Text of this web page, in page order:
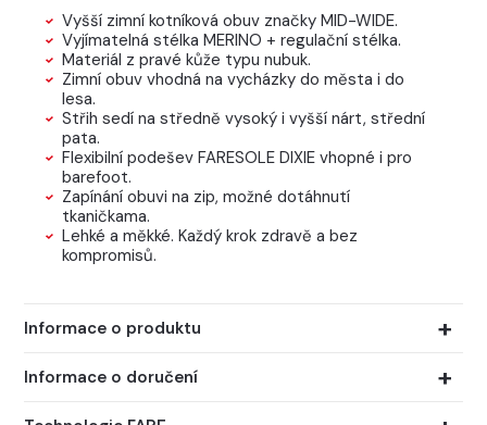
Vyšší zimní kotníková obuv značky MID-WIDE.
Vyjímatelná stélka MERINO + regulační stélka.
Materiál z pravé kůže typu nubuk.
Zimní obuv vhodná na vycházky do města i do
lesa.
Střih sedí na středně vysoký i vyšší nárt, střední
pata.
Flexibilní podešev FARESOLE DIXIE vhopné i pro
barefoot.
Zapínání obuvi na zip, možné dotáhnutí
tkaničkama.
Lehké a měkké. Každý krok zdravě a bez
kompromisů.
Informace o produktu
Informace o doručení